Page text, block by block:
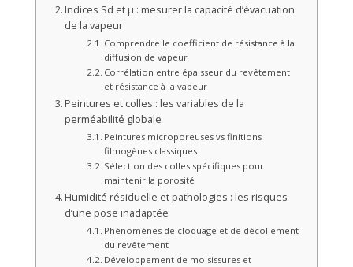
Indices Sd et µ : mesurer la capacité d’évacuation
de la vapeur
Comprendre le coefficient de résistance à la
diffusion de vapeur
Corrélation entre épaisseur du revêtement
et résistance à la vapeur
Peintures et colles : les variables de la
perméabilité globale
Peintures microporeuses vs finitions
filmogènes classiques
Sélection des colles spécifiques pour
maintenir la porosité
Humidité résiduelle et pathologies : les risques
d’une pose inadaptée
Phénomènes de cloquage et de décollement
du revêtement
Développement de moisissures et